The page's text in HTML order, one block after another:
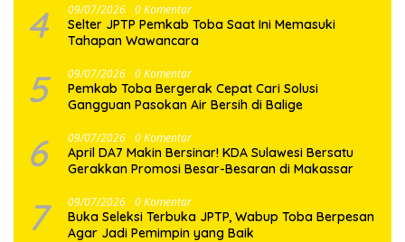
4 09/07/2026 0 Komentar
Selter JPTP Pemkab Toba Saat Ini Memasuki
Tahapan Wawancara
5 09/07/2026 0 Komentar
Pemkab Toba Bergerak Cepat Cari Solusi
Gangguan Pasokan Air Bersih di Balige
6 09/07/2026 0 Komentar
April DA7 Makin Bersinar! KDA Sulawesi Bersatu
Gerakkan Promosi Besar-Besaran di Makassar
7 09/07/2026 0 Komentar
Buka Seleksi Terbuka JPTP, Wabup Toba Berpesan
Agar Jadi Pemimpin yang Baik